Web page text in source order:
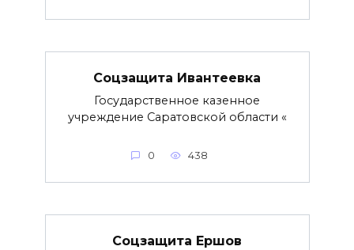
Соцзащита Ивантеевка
Государственное казенное
учреждение Саратовской области «
0 438
Соцзащита Ершов